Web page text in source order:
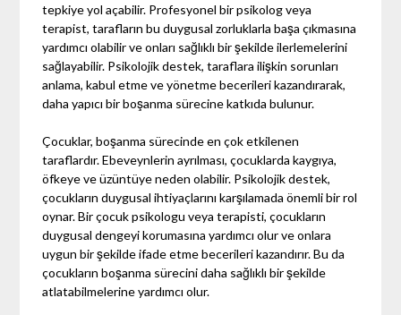
tepkiye yol açabilir. Profesyonel bir psikolog veya
terapist, tarafların bu duygusal zorluklarla başa çıkmasına
yardımcı olabilir ve onları sağlıklı bir şekilde ilerlemelerini
sağlayabilir. Psikolojik destek, taraflara ilişkin sorunları
anlama, kabul etme ve yönetme becerileri kazandırarak,
daha yapıcı bir boşanma sürecine katkıda bulunur.
Çocuklar, boşanma sürecinde en çok etkilenen
taraflardır. Ebeveynlerin ayrılması, çocuklarda kaygıya,
öfkeye ve üzüntüye neden olabilir. Psikolojik destek,
çocukların duygusal ihtiyaçlarını karşılamada önemli bir rol
oynar. Bir çocuk psikologu veya terapisti, çocukların
duygusal dengeyi korumasına yardımcı olur ve onlara
uygun bir şekilde ifade etme becerileri kazandırır. Bu da
çocukların boşanma sürecini daha sağlıklı bir şekilde
atlatabilmelerine yardımcı olur.